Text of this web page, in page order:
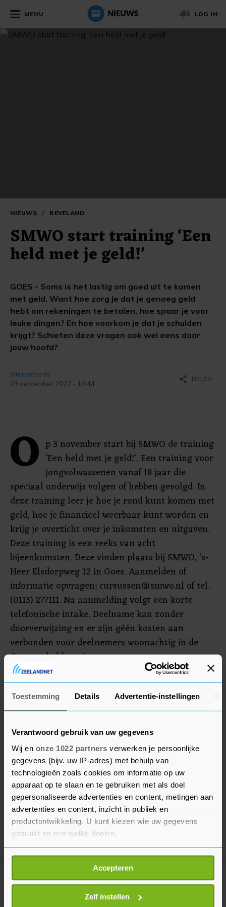
Toestemming Details Advertentie-instellingen
Verantwoord gebruik van uw gegevens
Wij en onze 1022 partners verwerken je persoonlijke
gegevens (bijv. uw IP-adres) met behulp van
technologieën zoals cookies om informatie op uw
apparaat op te slaan en te gebruiken met als doel
gepersonaliseerde advertenties en content, metingen aan
advertenties en content, inzicht in publiek en
productontwikkeling. U kunt kiezen wie uw gegevens
gebruikt en met welke doelen.
Als u het toestaat, willen we ook graag:
Informatie verzamelen over uw geografische
locatie, die tot een paar meter nauwkeurig kan zijn
Uw apparaat identificeren door het actief te
Accepteren
Zelf instellen
MENU LOG IN
NIEUWS / BEVELAND
SMWO start training ‘Een
held met je geld!’
GOES - Soms is het lastig om goed uit te komen
met geld. Want hoe zorg je dat je genoeg geld
hebt om rekeningen te betalen, hoe spaar je voor
leuke dingen? En hoe voorkom je dat je schulden
krijgt? Schieten deze vragen ook wel eens door
jouw hoofd?
Internetbode
23 september 2022 - 10:44
share DELEN
O p 3 november start bij SMWO de training
‘Een held met je geld!’. Een training voor
jongvolwassenen vanaf 18 jaar die
speciaal onderwijs volgen of hebben gevolgd. In
deze training leer je hoe je rond kunt komen met
geld, hoe je financieel weerbaar kunt worden en
krijg je overzicht over je inkomsten en uitgaven.
Deze training is een reeks van acht
bijeenkomsten. Deze vinden plaats bij SMWO, ‘s-
Heer Elsdorpweg 12 in Goes. Aanmelden of
informatie opvragen:cursussen@smwo.nl of tel.
(0113) 277111. Na aanmelding volgt een korte
telefonische intake. Deelname kan zonder
doorverwijzing en er zijn géén kosten aan
verbonden voor deelnemers woonachtig in de
Oosterschelderegio.
Meer uit Beveland